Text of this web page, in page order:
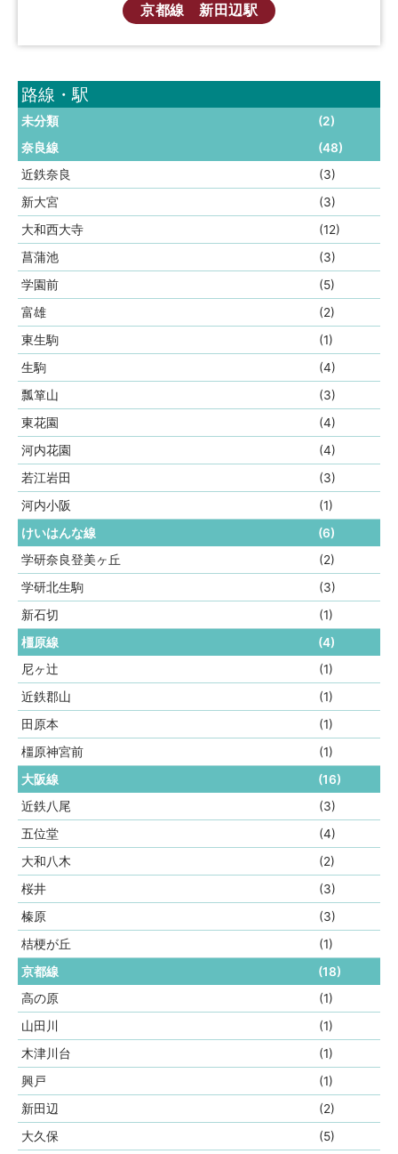
京都線 新田辺駅
路線・駅
未分類
(2)
奈良線
(48)
近鉄奈良
(3)
新大宮
(3)
大和西大寺
(12)
菖蒲池
(3)
学園前
(5)
富雄
(2)
東生駒
(1)
生駒
(4)
瓢箪山
(3)
東花園
(4)
河内花園
(4)
若江岩田
(3)
河内小阪
(1)
けいはんな線
(6)
学研奈良登美ヶ丘
(2)
学研北生駒
(3)
新石切
(1)
橿原線
(4)
尼ヶ辻
(1)
近鉄郡山
(1)
田原本
(1)
橿原神宮前
(1)
大阪線
(16)
近鉄八尾
(3)
五位堂
(4)
大和八木
(2)
桜井
(3)
榛原
(3)
桔梗が丘
(1)
京都線
(18)
高の原
(1)
山田川
(1)
木津川台
(1)
興戸
(1)
新田辺
(2)
大久保
(5)